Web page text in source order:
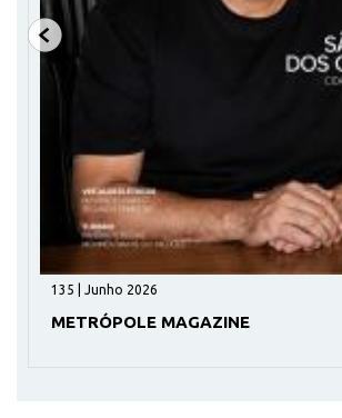
135 | Junho 2026
METRÓPOLE MAGAZINE